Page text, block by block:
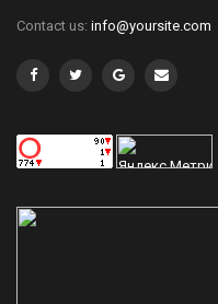
Contact us: info@yoursite.com